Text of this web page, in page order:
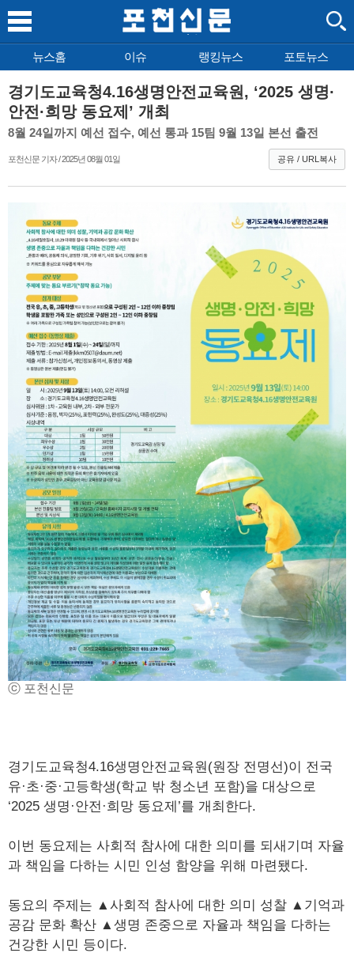
뉴스홈 이슈 랭킹뉴스 포토뉴스
경기도교육청4.16생명안전교육원, ‘2025 생명·
안전·희망 동요제’ 개최
8월 24일까지 예선 접수, 예선 통과 15팀 9월 13일 본선 출전
포천신문 기자 / 2025년 08월 01일 공유 / URL복사
ⓒ 포천신문
경기도교육청4.16생명안전교육원(원장 전명선)이 전국
유·초·중·고등학생(학교 밖 청소년 포함)을 대상으로
‘2025 생명·안전·희망 동요제’를 개최한다.
이번 동요제는 사회적 참사에 대한 의미를 되새기며 자율
과 책임을 다하는 시민 인성 함양을 위해 마련됐다.
동요의 주제는 ▲사회적 참사에 대한 의미 성찰 ▲기억과
공감 문화 확산 ▲생명 존중으로 자율과 책임을 다하는
건강한 시민 등이다.